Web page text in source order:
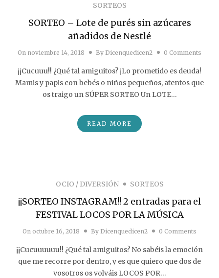
SORTEOS
SORTEO – Lote de purés sin azúcares
añadidos de Nestlé
On noviembre 14, 2018 By Dicenquedicen2 0 Comments
¡¡Cucuuu!! ¿Qué tal amiguitos? ¡Lo prometido es deuda!
Mamis y papis con bebés o niños pequeños, atentos que
os traigo un SÚPER SORTEO Un LOTE…
READ MORE
OCIO / DIVERSIÓN SORTEOS
¡¡SORTEO INSTAGRAM!! 2 entradas para el
FESTIVAL LOCOS POR LA MÚSICA
On octubre 16, 2018 By Dicenquedicen2 0 Comments
¡¡Cucuuuuuu!! ¿Qué tal amiguitos? No sabéis la emoción
que me recorre por dentro, y es que quiero que dos de
vosotros os volváis LOCOS POR…